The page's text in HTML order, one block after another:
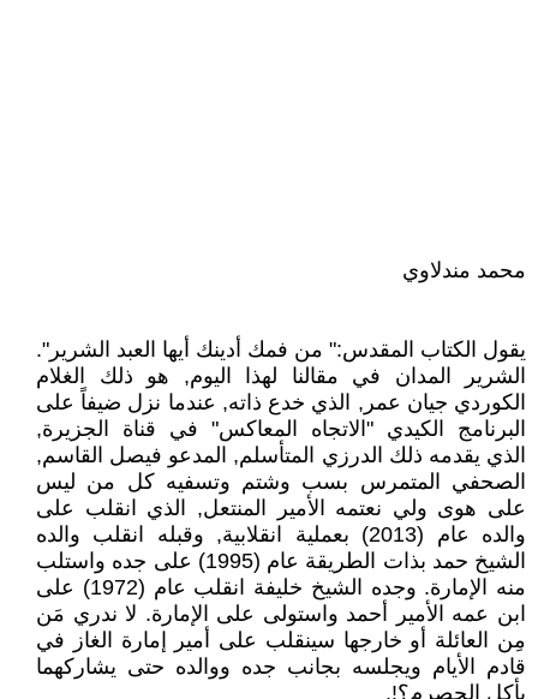
محمد مندلاوي
يقول الكتاب المقدس:" من فمك أدينك أيها العبد الشرير".
الشرير المدان في مقالنا لهذا اليوم, هو ذلك الغلام
الكوردي جيان عمر, الذي خدع ذاته, عندما نزل ضيفاً على
البرنامج الكيدي "الاتجاه المعاكس" في قناة الجزيرة,
الذي يقدمه ذلك الدرزي المتأسلم, المدعو فيصل القاسم,
الصحفي المتمرس بسب وشتم وتسفيه كل من ليس
على هوى ولي نعتمه الأمير المنتعل, الذي انقلب على
والده عام (2013) بعملية انقلابية, وقبله انقلب والده
الشيخ حمد بذات الطريقة عام (1995) على جده واستلب
منه الإمارة. وجده الشيخ خليفة انقلب عام (1972) على
ابن عمه الأمير أحمد واستولى على الإمارة. لا ندري مَن
مِن العائلة أو خارجها سينقلب على أمير إمارة الغاز في
قادم الأيام ويجلسه بجانب جده ووالده حتى يشاركهما
بأكل الحصرم؟!.